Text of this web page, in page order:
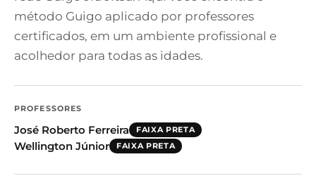
método Guigo aplicado por professores
certificados, em um ambiente profissional e
acolhedor para todas as idades.
PROFESSORES
José Roberto Ferreira FAIXA PRETA
Wellington Júnior FAIXA PRETA